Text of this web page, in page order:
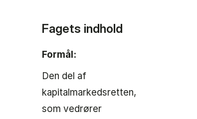
Fagets indhold
Formål:
Den del af
kapitalmarkedsretten,
som vedrører